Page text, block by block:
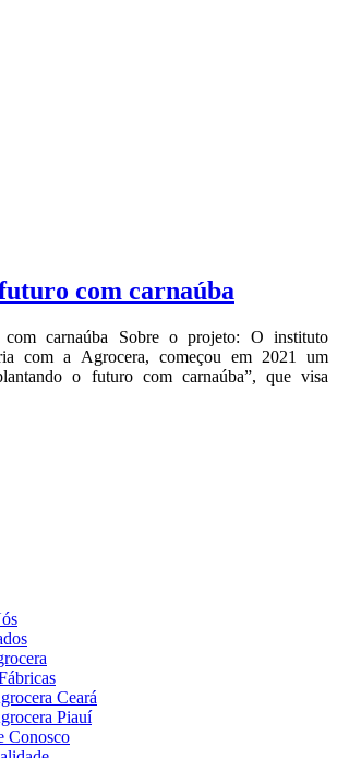
com carnaúba
carnaúba Sobre o projeto: O instituto
com a Agrocera, começou em 2021 um
o futuro com carnaúba”, que visa
Ceará
Piauí
Conosco